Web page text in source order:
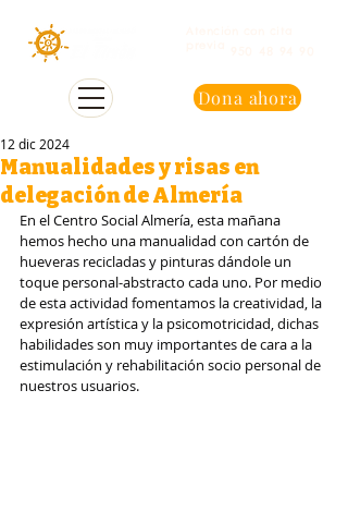
Dona ahora
Manualidades y risas en
delegación de Almería
12 dic 2024
En el Centro Social Almería, esta mañana
hemos hecho una manualidad con cartón de
hueveras recicladas y pinturas dándole un
toque personal-abstracto cada uno. Por medio
de esta actividad fomentamos la creatividad, la
expresión artística y la psicomotricidad, dichas
habilidades son muy importantes de cara a la
estimulación y rehabilitación socio personal de
nuestros usuarios.